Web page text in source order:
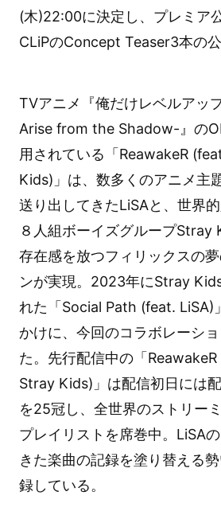
(木)22:00に決定し、プレミア
CLiPのConcept Teaser3本の公
TVアニメ『俺だけレベルアッ
Arise from the Shadow-』の
用されている「ReawakeR
Kids)」は、数多くのアニメ主
送り出してきたLiSAと、世界
８人組ボーイズグループStray
存在感を放つフィリックスの
ンが実現。2023年にStray
れた「Social Path (feat. LiSA)
かけに、今回のコラボレーシ
た。先行配信中の「
Stray Kids)」は配信初日には
を25冠し、全世界のストリー
プレイリストを席巻中。LiSA
きた楽曲の記録を塗り替える
録している。